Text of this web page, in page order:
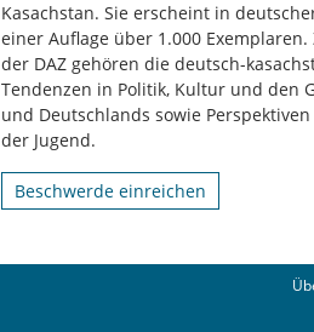
Kasachstan. Sie erscheint in
einer Auflage über 1.000
der DAZ gehören die deutsch-
Tendenzen in Politik, Kultur und den
und Deutschlands sowie
der Jugend.
Beschwerde einreichen